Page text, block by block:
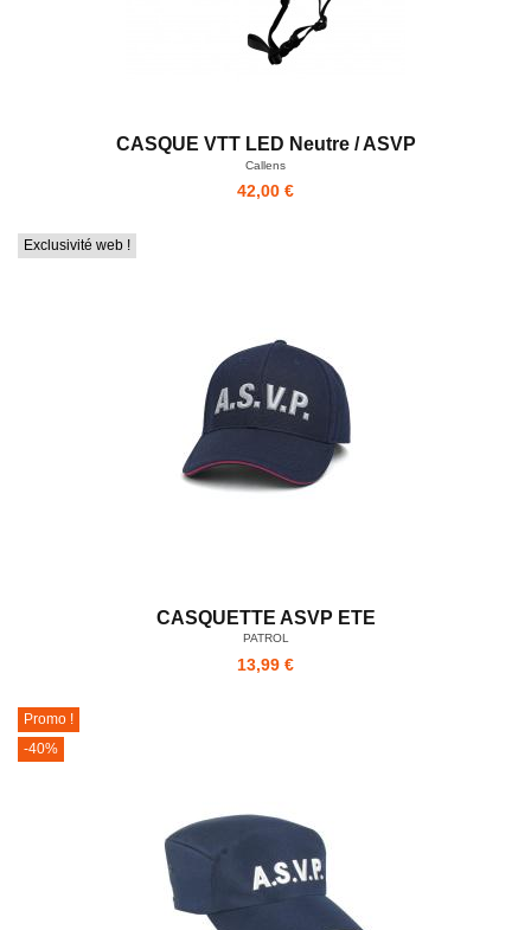
CASQUE VTT LED Neutre / ASVP
Callens
42,00 €
Exclusivité web !
CASQUETTE ASVP ETE
PATROL
13,99 €
Promo !
-40%